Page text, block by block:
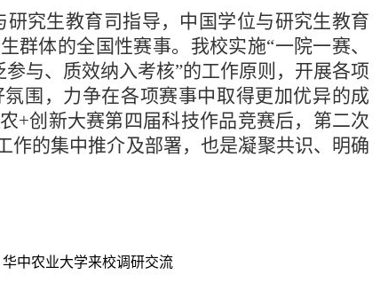
究生教育司指导，中国学位与研究生教育
群体的全国性赛事。我校实施“一院一赛、
与、质效纳入考核”的工作原则，开展各项
围，力争在各项赛事中取得更加优异的成
+创新大赛第四届科技作品竞赛后，第二次
作的集中推介及部署，也是凝聚共识、明确
华中农业大学来校调研交流